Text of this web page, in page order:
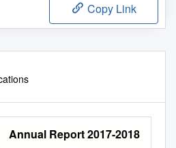
Copy Link
Annual Report 2017-2018